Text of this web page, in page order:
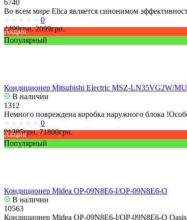
6740
Во всем мире Elica является синонимом
0
4499грн. 2099грн.
Акция
Популярный
Кондиционер Mitsubishi Electric MSZ-LN35VG2W/
В наличии
1312
Немного повреждена коробка наружного блока
0
91385грн. 71800грн.
Акция
Популярный
Кондиционер Midea OP-09N8E6-I/OP-09N8E6-O
В наличии
10563
Кондиционер Midea OP-09N8E6-I/OP-09N8E6-O